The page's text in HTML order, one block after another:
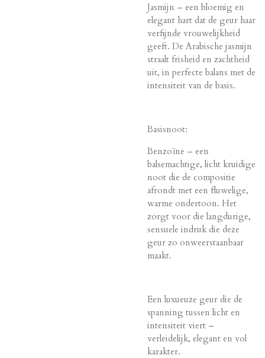
Jasmijn – een bloemig en
elegant hart dat de geur haar
verfijnde vrouwelijkheid
geeft. De Arabische jasmijn
straalt frisheid en zachtheid
uit, in perfecte balans met de
intensiteit van de basis.
Basisnoot:
Benzoïne – een
balsemachtige, licht kruidige
noot die de compositie
afrondt met een fluwelige,
warme ondertoon. Het
zorgt voor die langdurige,
sensuele indruk die deze
geur zo onweerstaanbaar
maakt.
Een luxueuze geur die de
spanning tussen licht en
intensiteit viert –
verleidelijk, elegant en vol
karakter.